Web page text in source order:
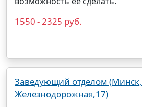
1550 - 2325 руб.
Заведующий отделом (Минск,
Железнодорожная,17)